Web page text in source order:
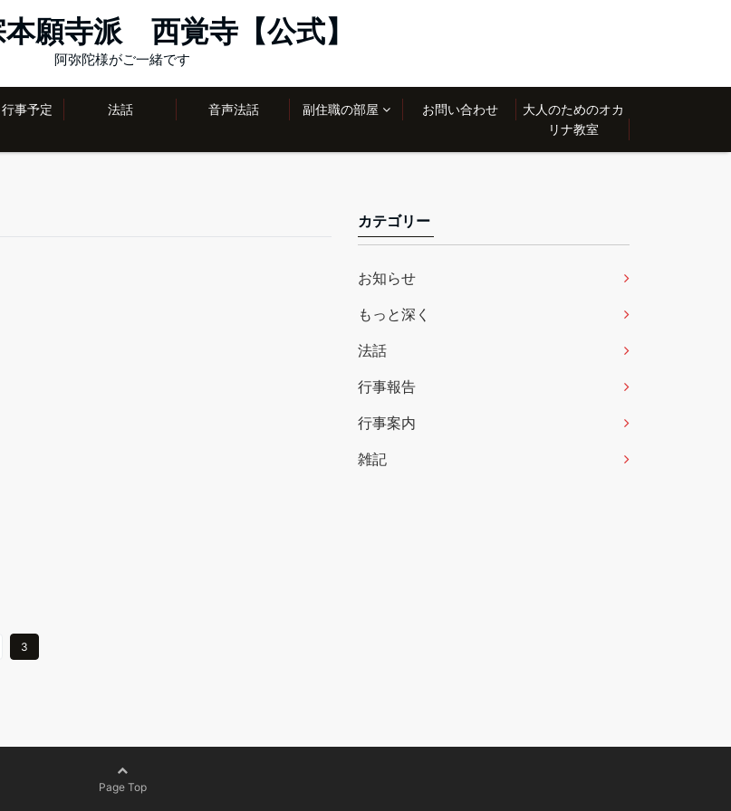
願寺派 西覚寺【公式】
阿弥陀様がご一緒です
事予定 法話 音声法話 副住職の部屋 お問い合わせ
大人のためのオカ
リナ教室
3
カテゴリー
お知らせ
もっと深く
法話
行事報告
行事案内
雑記
Page Top